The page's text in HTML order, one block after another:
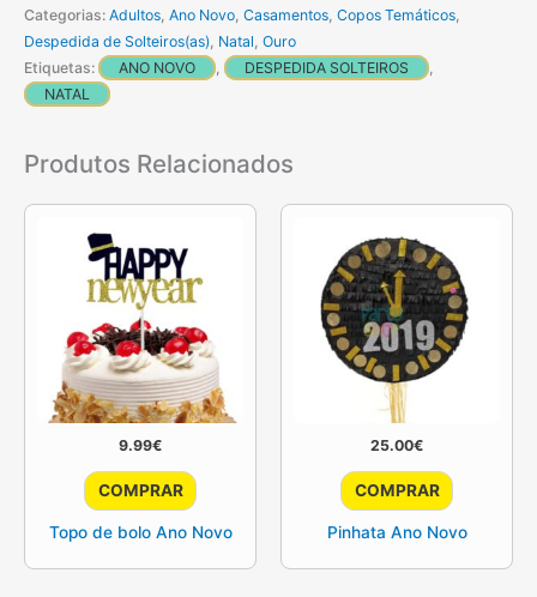
Categorias: Adultos, Ano Novo, Casamentos, Copos Temáticos,
Despedida de Solteiros(as), Natal, Ouro
Etiquetas:
ANO NOVO , DESPEDIDA SOLTEIROS
,
NATAL
Produtos Relacionados
9.99€
COMPRAR
Topo de bolo Ano Novo
25.00€
COMPRAR
Pinhata Ano Novo